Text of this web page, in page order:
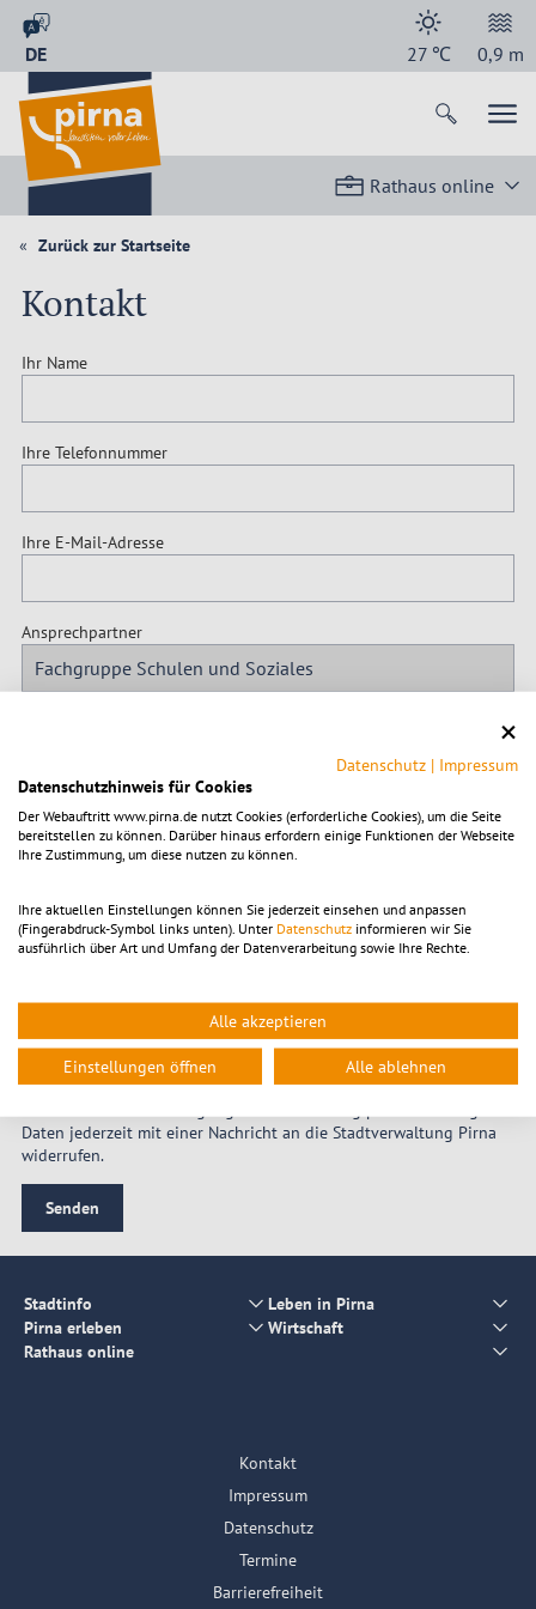
DE 27℃ 0,9 m
Rathaus online
Zurück zur Startseite
Kontakt
Ihr Name
Ihre Telefonnummer
Ihre E-Mail-Adresse
Ansprechpartner
Ihre Nachricht
* Pflichtfeld
Daten jederzeit mit einer Nachricht an die Stadtverwaltung Pirna
widerrufen.
Senden
Stadtinfo
Leben in Pirna
Pirna erleben
Wirtschaft
Rathaus online
Kontakt
Impressum
Datenschutz
Termine
Barrierefreiheit
Datenschutz | Impressum
Datenschutzhinweis für Cookies
Der Webauftritt www.pirna.de nutzt Cookies (erforderliche Cookies), um die Seite
bereitstellen zu können. Darüber hinaus erfordern einige Funktionen der Webseite
Ihre Zustimmung, um diese nutzen zu können.
Ihre aktuellen Einstellungen können Sie jederzeit einsehen und anpassen
(Fingerabdruck-Symbol links unten). Unter Datenschutz informieren wir Sie
ausführlich über Art und Umfang der Datenverarbeitung sowie Ihre Rechte.
Alle akzeptieren
Einstellungen öffnen Alle ablehnen